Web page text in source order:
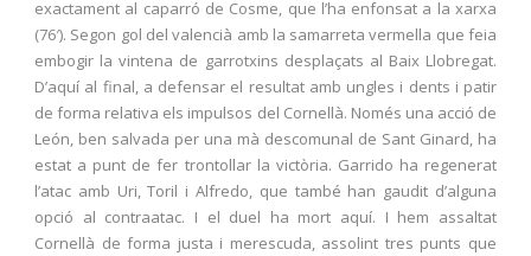
exactament al caparró de Cosme, que l’ha enfonsat a la xarxa
(76′). Segon gol del valencià amb la samarreta vermella que feia
embogir la vintena de garrotxins desplaçats al Baix Llobregat.
D’aquí al final, a defensar el resultat amb ungles i dents i patir
de forma relativa els impulsos del Cornellà. Només una acció de
León, ben salvada per una mà descomunal de Sant Ginard, ha
estat a punt de fer trontollar la victòria. Garrido ha regenerat
l’atac amb Uri, Toril i Alfredo, que també han gaudit d’alguna
opció al contraatac. I el duel ha mort aquí. I hem assaltat
Cornellà de forma justa i merescuda, assolint tres punts que